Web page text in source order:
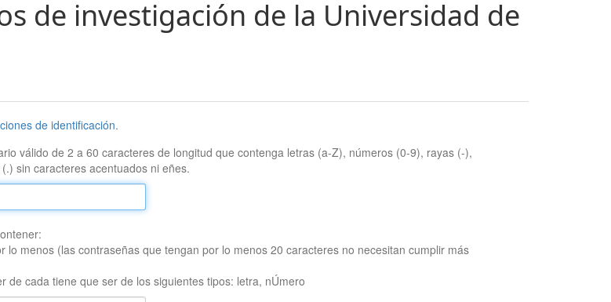
de investigación de la Universidad de
de identificación.
válido de 2 a 60 caracteres de longitud que contenga letras (a-Z), números (0-9), rayas (-),
sin caracteres acentuados ni eñes.
lo menos (las contraseñas que tengan por lo menos 20 caracteres no necesitan cumplir más
de cada tiene que ser de los siguientes tipos: letra, nÚmero